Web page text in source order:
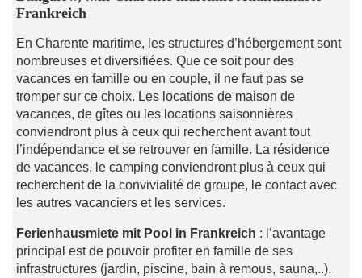
Frankreich
En Charente maritime, les structures d’hébergement sont
nombreuses et diversifiées. Que ce soit pour des
vacances en famille ou en couple, il ne faut pas se
tromper sur ce choix. Les locations de maison de
vacances, de gîtes ou les locations saisonnières
conviendront plus à ceux qui recherchent avant tout
l’indépendance et se retrouver en famille. La résidence
de vacances, le camping conviendront plus à ceux qui
recherchent de la convivialité de groupe, le contact avec
les autres vacanciers et les services.
Ferienhausmiete mit Pool in Frankreich : l’avantage
principal est de pouvoir profiter en famille de ses
infrastructures (jardin, piscine, bain à remous, sauna,..).